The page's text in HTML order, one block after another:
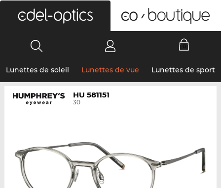
Lunettes de soleil Lunettes de vue Lunettes de sport
HU 581151
30